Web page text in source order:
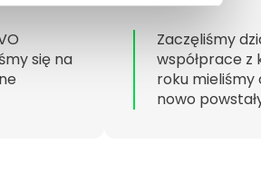
się na
Zaczęliśmy
współprace
roku mieliśmy
nowo